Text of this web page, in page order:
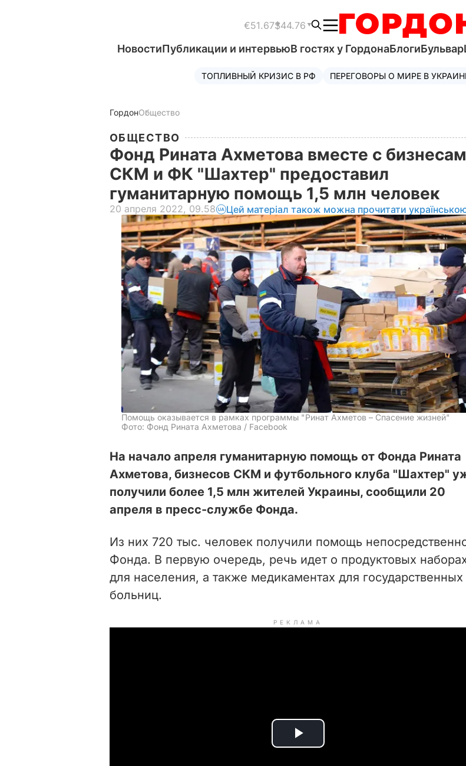
€51.67$44.76
НовостиПубликации и интервьюВ гостях у ГордонаБлогиБульвар
ТОПЛИВНЫЙ КРИЗИС В РФ ПЕРЕГОВОРЫ О МИРЕ В
ГордонОбщество
ОБЩЕСТВО
Фонд Рината Ахметова вместе с
СКМ и ФК "Шахтер" предоставил
гуманитарную помощь 1,5 млн человек
20 апреля 2022, 09.58 Цей матеріал також можна прочитати
Помощь оказывается в рамках программы "Ринат Ахметов – Спасение жизней"
Фото: Фонд Рината Ахметова / Facebook
На начало апреля гуманитарную помощь от Фонда Рината
Ахметова, бизнесов СКМ и футбольного клуба "Шахтер"
получили более 1,5 млн жителей Украины, сообщили 20
апреля в пресс-службе Фонда.
Из них 720 тыс. человек получили помощь
Фонда. В первую очередь, речь идет о продуктовых
для населения, а также медикаментах для государственных
больниц.
РЕКЛАМА
P